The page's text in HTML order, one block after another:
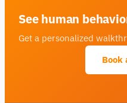
See human
Get a personalized
Book